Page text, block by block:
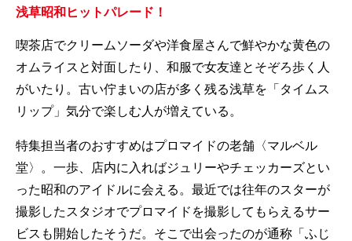
浅草昭和ヒットパレード！
喫茶店でクリームソーダや洋食屋さんで鮮やかな黄色の
オムライスと対面したり、和服で女友達とそぞろ歩く人
がいたり。古い佇まいの店が多く残る浅草を「タイムス
リップ」気分で楽しむ人が増えている。
特集担当者のおすすめはプロマイドの老舗〈マルベル
堂〉。一歩、店内に入ればジュリーやチェッカーズとい
った昭和のアイドルに会える。最近では往年のスターが
撮影したスタジオでプロマイドを撮影してもらえるサー
ビスも開始したそうだ。そこで出会ったのが通称「ふじ